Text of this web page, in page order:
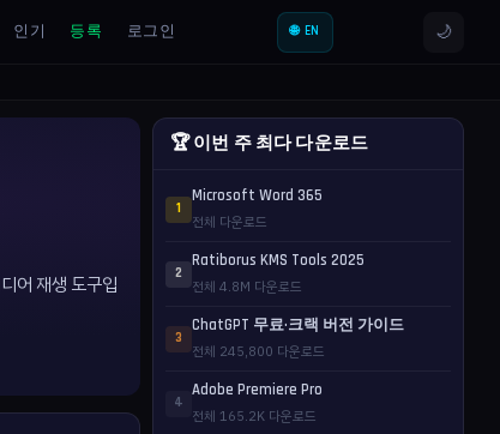
인기 등록 로그인 🌐 EN 🌙
어 재생 도구입
🏆 이번 주 최다 다운로드
1
Microsoft Word 365
전체 다운로드
2
Ratiborus KMS Tools 2025
전체 4.8M 다운로드
3
ChatGPT 무료·크랙 버전 가이드
전체 245,800 다운로드
4
Adobe Premiere Pro
전체 165.2K 다운로드